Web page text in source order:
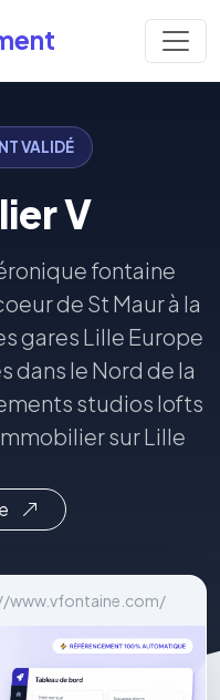
VALIDÉ
V
fontaine
de St Maur à la
gares Lille Europe
dans le Nord de la
studios lofts
sur Lille
www.vfontaine.com/